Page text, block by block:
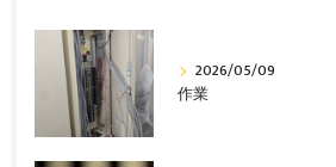
2026/05/09
作業